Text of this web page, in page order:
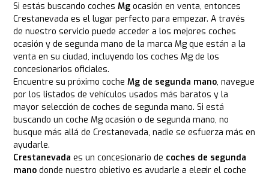
Si estás buscando cochesMg ocasión en venta, entonces
Crestanevada es el lugar perfecto para empezar. A través
de nuestro servicio puede acceder a los mejores coches
ocasión y de segunda mano de la marca Mg que están a la
venta en su ciudad, incluyendo los coches Mg de los
concesionarios oficiales.
Encuentre su próximo cocheMg de segunda mano, navegue
por los listados de vehículos usados más baratos y la
mayor selección de coches de segunda mano. Si está
buscando un coche Mg ocasión o de segunda mano, no
busque más allá de Crestanevada, nadie se esfuerza más en
ayudarle.
Crestanevada es un concesionario de coches de segunda
mano donde nuestro objetivo es ayudarle a elegir el coche